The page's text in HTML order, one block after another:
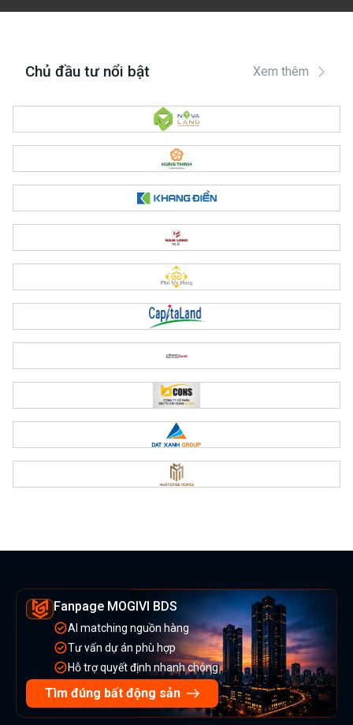
Chủ đầu tư nổi bật Xem thêm
Fanpage MOGIVI BDS
AI matching nguồn hàng
Tư vấn dự án phù hợp
Hỗ trợ quyết định nhanh chóng
Tìm đúng bất động sản